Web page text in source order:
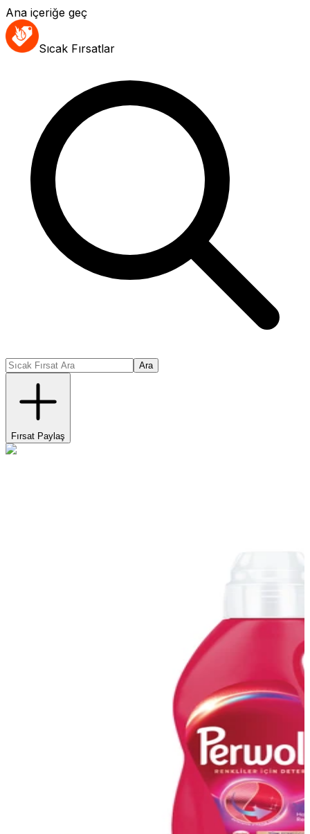
Ana içeriğe geç
Sıcak Fırsatlar
Ara
Fırsat Paylaş